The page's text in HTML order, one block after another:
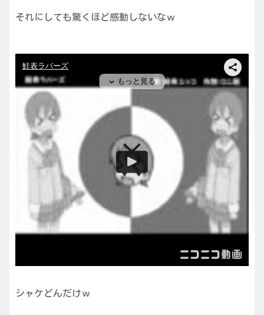
それにしても驚くほど感動しないなｗ
シャケどんだけｗ